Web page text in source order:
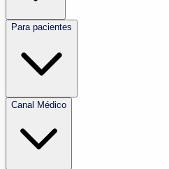
Para pacientes
Canal Médico